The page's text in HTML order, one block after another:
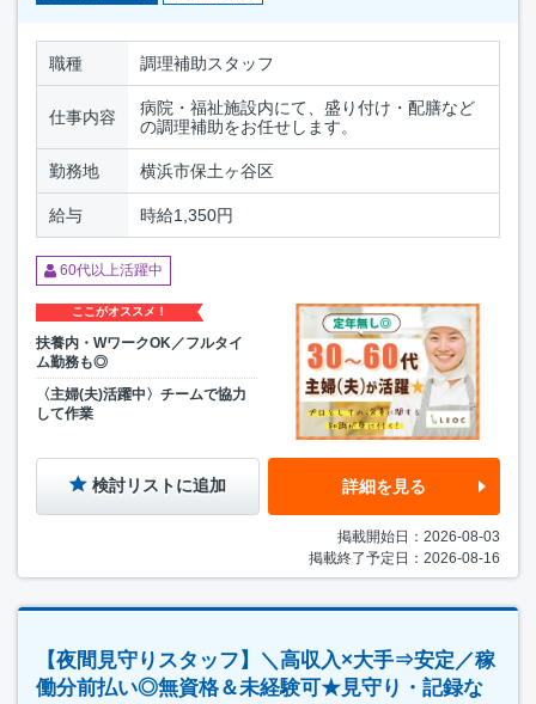
職種 調理補助スタッフ
仕事内容
病院・福祉施設内にて、盛り付け・配膳など
の調理補助をお任せします。
勤務地 横浜市保土ヶ谷区
給与 時給1,350円
60代以上活躍中
ここがオススメ！
扶養内・WワークOK／フルタイ
ム勤務も◎
〈主婦(夫)活躍中〉チームで協力
して作業
検討リストに追加 詳細を見る
掲載開始日：2026-08-03
掲載終了予定日：2026-08-16
【夜間見守りスタッフ】＼高収入×大手⇒安定／稼
働分前払い◎無資格＆未経験可★見守り・記録な